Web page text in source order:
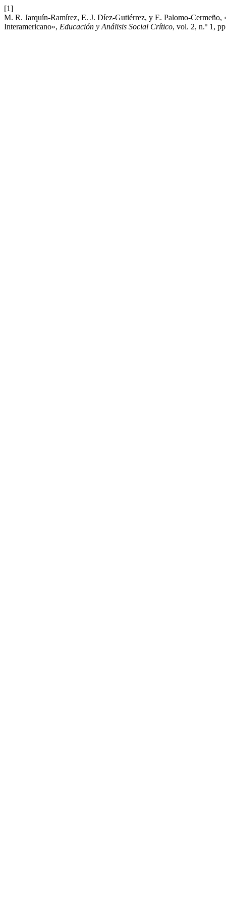
[1]
M. R. Jarquín-Ramírez, E. J. Díez-Gutiérrez, y E. Palomo-
Interamericano», Educación y Análisis Social Crítico, vol. 2, n.º 1,